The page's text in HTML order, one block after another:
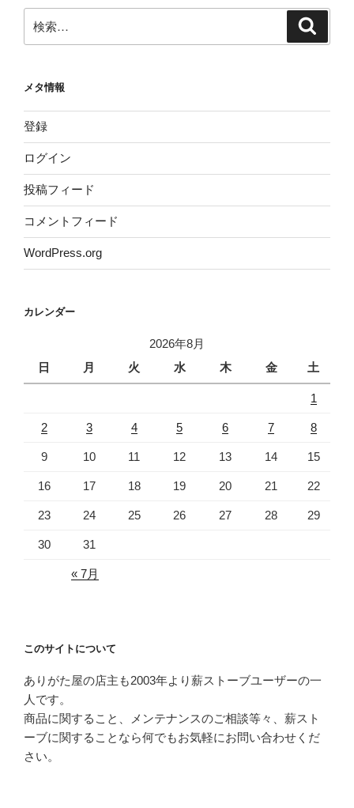
索:
メタ情報
登録
ログイン
投稿フィード
コメントフィード
WordPress.org
カレンダー
2026年8月
日
月 火 水 木 金 土
1
2 3 4 5 6 7 8
9 10 11 12 13 14 15
16 17 18 19 20 21 22
23 24 25 26 27 28 29
30 31
« 7月
このサイトについて
ありがた屋の店主も2003年より薪ストーブユーザーの一
人です。
商品に関すること、メンテナンスのご相談等々、薪スト
ーブに関することなら何でもお気軽にお問い合わせくだ
さい。